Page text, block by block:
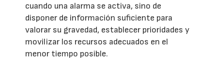
cuando una alarma se activa, sino de
disponer de información suficiente para
valorar su gravedad, establecer prioridades y
movilizar los recursos adecuados en el
menor tiempo posible.